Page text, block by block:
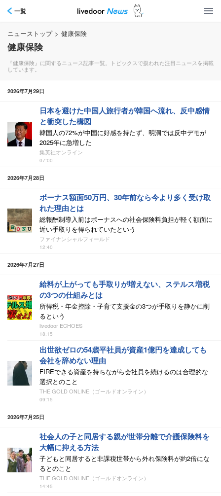
一覧
ニューストップ > 健康保険
健康保険
『健康保険』に関するニュース記事一覧。トピックスで扱われた注目ニュースを掲載
しています。
2026年7月29日
日本を避けた中国人旅行者が韓国へ流れ、反中感情
と衝突した構図
韓国人の72%が中国に好感を持たず、明洞では反中デモが
2025年に急増した
集英社オンライン
07:00
2026年7月28日
ボーナス額面50万円、30年前なら今より多く受け取
れた理由とは
総報酬制導入前はボーナスへの社会保険料負担が軽く額面に
近い手取りを得られていたという
ファイナンシャルフィールド
12:40
2026年7月27日
給料が上がっても手取りが増えない、ステルス増税
の3つの仕組みとは
所得税・年金控除・子育て支援金の3つが手取りを静かに削
るという
livedoor ECHOES
18:15
出世欲ゼロの54歳平社員が資産1億円を達成しても
会社を辞めない理由
FIREできる資産を持ちながら会社員を続けるのは合理的な
選択とのこと
THE GOLD ONLINE（ゴールドオンライン）
09:15
2026年7月25日
社会人の子と同居する親が世帯分離で介護保険料を
大幅に抑える方法
子どもと同居すると非課税世帯から外れ保険料が約2倍にな
るとのこと
THE GOLD ONLINE（ゴールドオンライン）
14:45